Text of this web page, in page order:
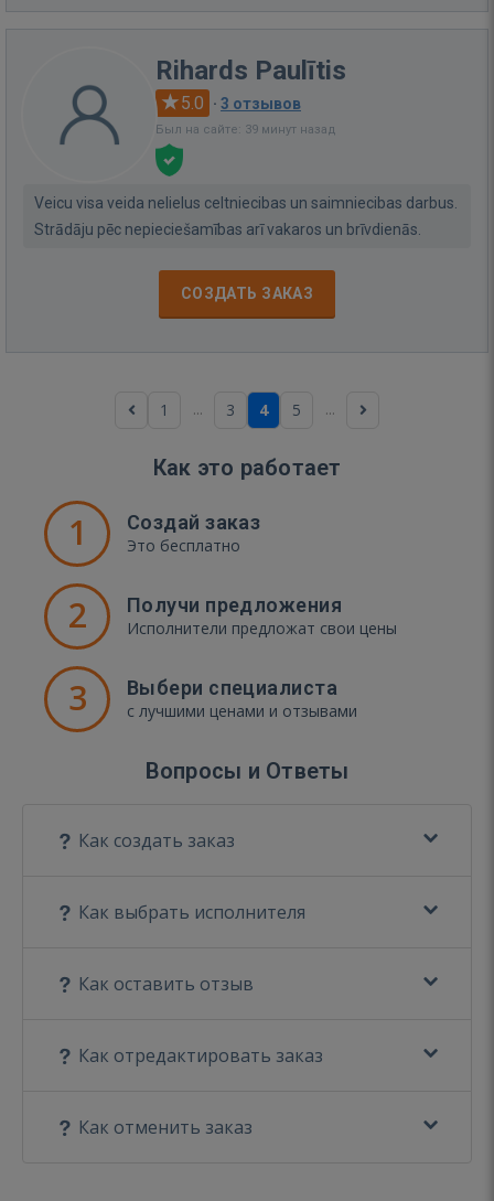
Rihards Paulītis
5.0 · 3 отзывов
Был на сайте: 39 минут назад
Veicu visa veida nelielus celtniecibas un saimniecibas darbus.
Strādāju pēc nepieciešamības arī vakaros un brīvdienās.
СОЗДАТЬ ЗАКАЗ
1 ... 3 4 5 ...
Как это работает
1 Создай заказ
Это бесплатно
2 Получи предложения
Исполнители предложат свои цены
3 Выбери специалиста
с лучшими ценами и отзывами
Вопросы и Ответы
Как создать заказ
Как выбрать исполнителя
Как оставить отзыв
Как отредактировать заказ
Как отменить заказ